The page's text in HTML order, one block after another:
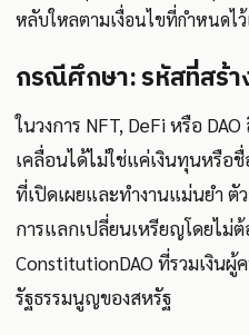
หลับใหลตามเงื่อนไขที่กำหนดไว้
กรณีศึกษา: รหัสที่สร้า
ในวงการ NFT, DeFi หรือ
เคลื่อนได้ไม่ใช่แค่เงินทุนหรือ
ที่เปิดเผยและทำงานแม่นยำ ตั
การแลกเปลี่ยนเหรียญโดยไม่
ConstitutionDAO ที่รวมเงิน
รัฐธรรมนูญของสหรัฐ